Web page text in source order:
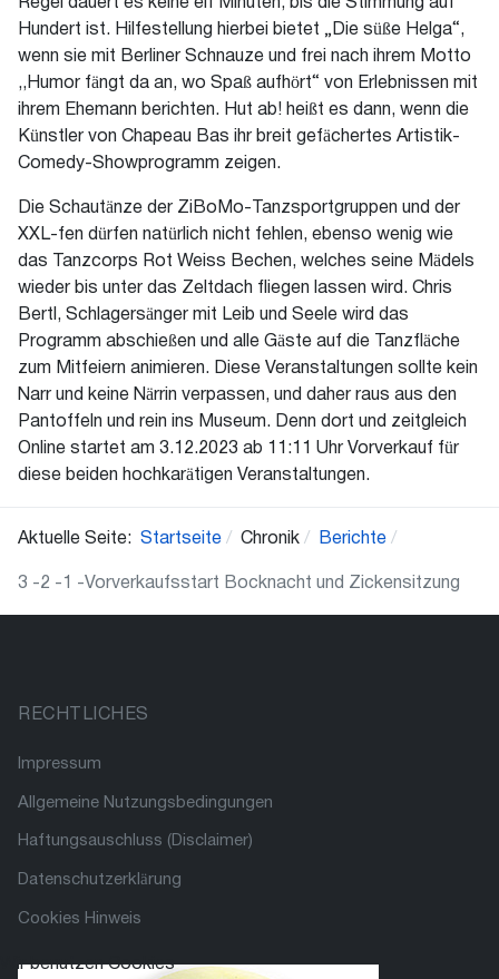
Regel dauert es keine elf Minuten, bis die Stimmung auf
Hundert ist. Hilfestellung hierbei bietet „Die süße Helga“,
wenn sie mit Berliner Schnauze und frei nach ihrem Motto
,,Humor fängt da an, wo Spaß aufhört“ von Erlebnissen mit
ihrem Ehemann berichten. Hut ab! heißt es dann, wenn die
Künstler von Chapeau Bas ihr breit gefächertes Artistik-
Comedy-Showprogramm zeigen.
Die Schautänze der ZiBoMo-Tanzsportgruppen und der
XXL-fen dürfen natürlich nicht fehlen, ebenso wenig wie
das Tanzcorps Rot Weiss Bechen, welches seine Mädels
wieder bis unter das Zeltdach fliegen lassen wird. Chris
Bertl, Schlagersänger mit Leib und Seele wird das
Programm abschießen und alle Gäste auf die Tanzfläche
zum Mitfeiern animieren. Diese Veranstaltungen sollte kein
Narr und keine Närrin verpassen, und daher raus aus den
Pantoffeln und rein ins Museum. Denn dort und zeitgleich
Online startet am 3.12.2023 ab 11:11 Uhr Vorverkauf für
diese beiden hochkarätigen Veranstaltungen.
Aktuelle Seite: Startseite Chronik Berichte
3 -2 -1 -Vorverkaufsstart Bocknacht und Zickensitzung
RECHTLICHES
Impressum
Allgemeine Nutzungsbedingungen
Haftungsauschluss (Disclaimer)
Datenschutzerklärung
Cookies Hinweis
Wir benutzen Cookies